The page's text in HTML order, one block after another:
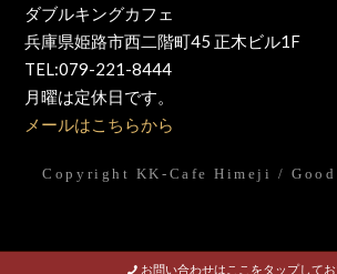
ダブルキングカフェ
兵庫県姫路市西二階町45 正木ビル1F
TEL:079-221-8444
月曜は定休日です。
メールはこちらから
Copyright KK-Cafe Himeji / Good
お問い合わせはここをタップして